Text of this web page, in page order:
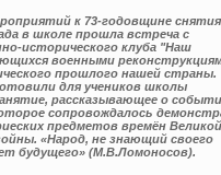
к 73-годовщине снятия
в школе прошла встреча с
исторического клуба "Наш
военными
прошлого нашей страны.
для учеников школы
рассказывающее о
сопровождалось
предметов времён Великой
«Народ, не знающий своего
будущего» (М.В.Ломоносов).